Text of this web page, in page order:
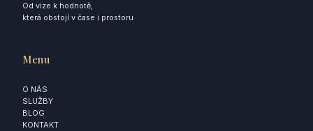
Od vize k hodnotě,
která obstojí v čase i prostoru
Menu
O NÁS
SLUŽBY
BLOG
KONTAKT